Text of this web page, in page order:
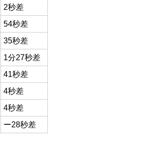
2秒差
54秒差
35秒差
1分27秒差
41秒差
4秒差
4秒差
ー28秒差